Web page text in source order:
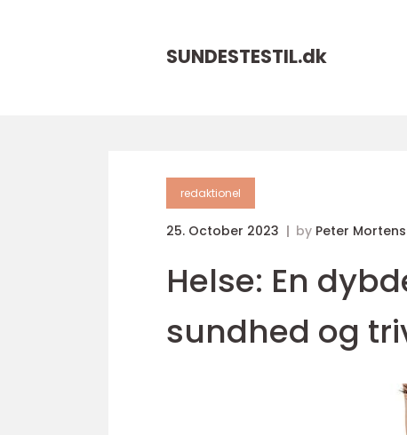
SUNDESTESTIL.dk
redaktionel
25. October 2023 by Peter
Helse: En
sundhed og